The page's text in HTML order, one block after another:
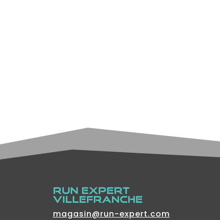
RUN EXPERT
VILLEFRANCHE
magasin@run-expert.com